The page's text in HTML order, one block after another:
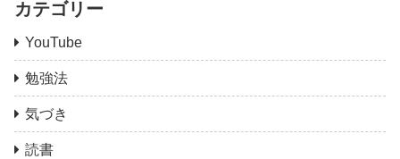
カテゴリー
YouTube
勉強法
気づき
読書